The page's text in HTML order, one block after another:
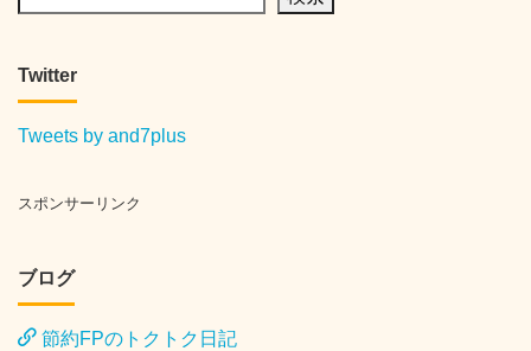
Twitter
Tweets by and7plus
スポンサーリンク
ブログ
節約FPのトクトク日記